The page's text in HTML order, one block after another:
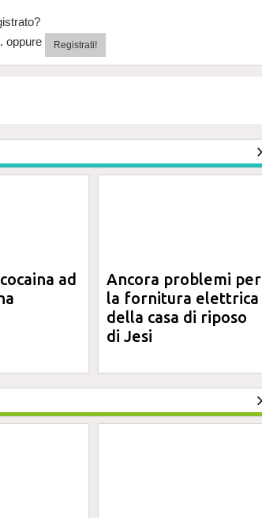
oppure Registrati!
ad
Ancora problemi per
la fornitura elettrica
della casa di riposo
di Jesi